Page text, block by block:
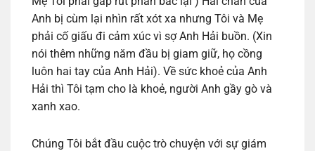
Anh bị cùm lại nhìn rất xót xa nhưng Tôi và Mẹ
phải cố giấu đi cảm xúc vì sợ Anh Hải buồn. (Xin
nói thêm những năm đầu bị giam giữ, họ cồng
luôn hai tay của Anh Hải). Về sức khoẻ của Anh
Hải thì Tôi tạm cho là khoẻ, người Anh gầy gò và
xanh xao.
Chúng Tôi bắt đầu cuộc trò chuyện với sự giám